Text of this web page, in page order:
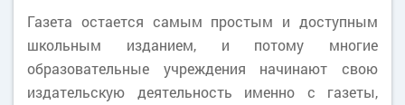
Газета остается самым простым и доступным
школьным изданием, и потому многие
образовательные учреждения начинают свою
издательскую деятельность именно с газеты,